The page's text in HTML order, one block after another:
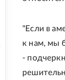
"Если в
к нам, мы
-